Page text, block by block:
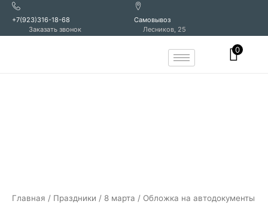
Перейти
содержимому
+7(923)316-18-68
Заказать звонок
Самовывоз
Лесников, 25
0
Главная / Праздники / 8 марта / Обложка на автодокументы